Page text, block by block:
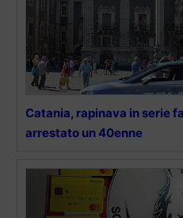
Catania, rapinava in serie
arrestato un 40enne